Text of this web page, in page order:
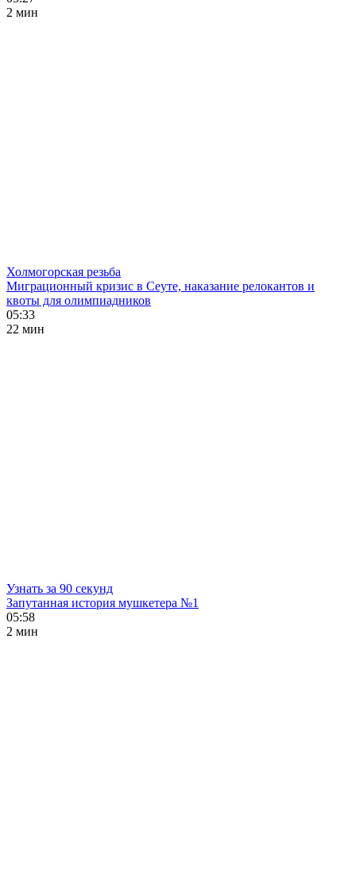
2 мин
Холмогорская резьба
Миграционный кризис в Сеуте, наказание релокантов и
квоты для олимпиадников
05:33
22 мин
Узнать за 90 секунд
Запутанная история мушкетера №1
05:58
2 мин